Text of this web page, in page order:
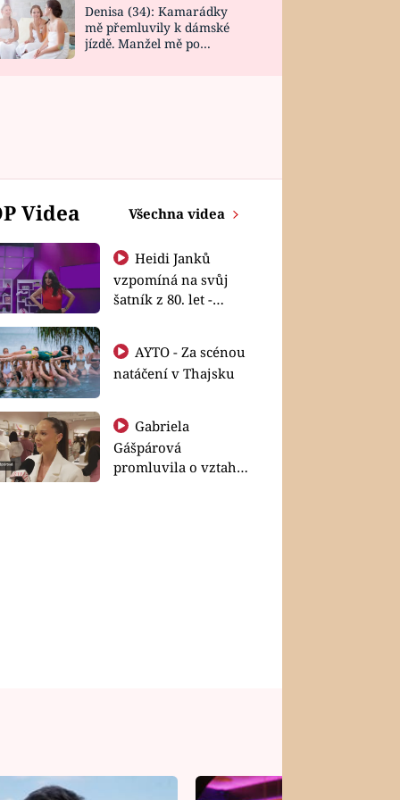
Denisa (34): Kamarádky
mě přemluvily k dámské
jízdě. Manžel mě po
Videa Všechna videa
Heidi Janků
vzpomíná na svůj
šatník z 80. let -
natáčení v Thajsku
Gabriela
Gášpárová
promluvila o vztahu